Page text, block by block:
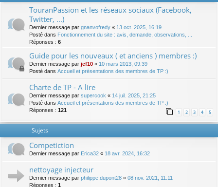
TouranPassion et les réseaux sociaux (Facebook,
Twitter, ...)
Dernier message par gnanvofredy « 13 oct. 2025, 16:19
Posté dans Fonctionnement du site : avis, demande, observations, ...
Réponses : 6
Guide pour les nouveaux ( et anciens ) membres :)
Dernier message par jef10 « 10 mars 2013, 09:39
Posté dans Accueil et présentations des membres de TP :)
Charte de TP - A lire
Dernier message par supercook « 14 juil. 2025, 21:25
Posté dans Accueil et présentations des membres de TP :)
Réponses : 121 1 2 3 4 5
Sujets
Competiction
Dernier message par Erica32 « 18 avr. 2024, 16:32
nettoyage injecteur
Dernier message par philippe.dupont28 « 08 nov. 2021, 11:11
Réponses : 1